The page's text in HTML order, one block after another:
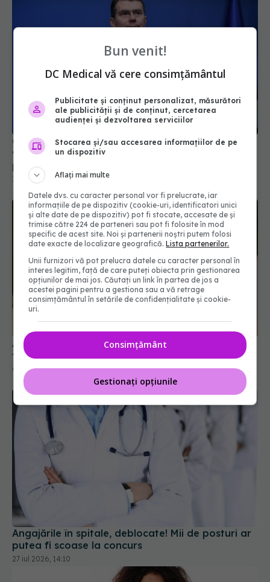
Conf. Horațiu Moldovan, anunț pentru pacienții
vârstnici: Aparținătorii le vor putea face
programările medicale online
16 iul 2026, 19:55
tumori și boala a ajuns la oase
04 aug 2026, 11:27
Angajările în spitale, deblocate! Mii de posturi ar
putea fi scoase la concurs
27 iul 2026, 14:10
Bun venit!
DC Medical vă cere consimțământul
Publicitate și conținut personalizat, măsurători
ale publicității și de conținut, cercetarea
audienței și dezvoltarea serviciilor
Stocarea și/sau accesarea informațiilor de pe
un dispozitiv
Aflați mai multe
Datele dvs. cu caracter personal vor fi prelucrate, iar
informațiile de pe dispozitiv (cookie-uri, identificatori unici
și alte date de pe dispozitiv) pot fi stocate, accesate de și
trimise către 224 de parteneri sau pot fi folosite în mod
specific de acest site. Noi și partenerii noștri putem folosi
date exacte de localizare geografică.Lista partenerilor.
Unii furnizori vă pot prelucra datele cu caracter personal în
interes legitim, față de care puteți obiecta prin gestionarea
opțiunilor de mai jos. Căutați un link în partea de jos a
acestei pagini pentru a gestiona sau a vă retrage
consimțământul în setările de confidențialitate și cookie-
uri.
Consimțământ
Gestionați opțiunile